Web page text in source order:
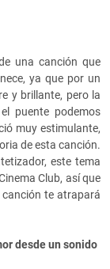
una canción que
ya que por un
y brillante, pero la
puente podemos
muy estimulante,
de esta canción.
este tema
Club, así que
te atrapará
desde un sonido